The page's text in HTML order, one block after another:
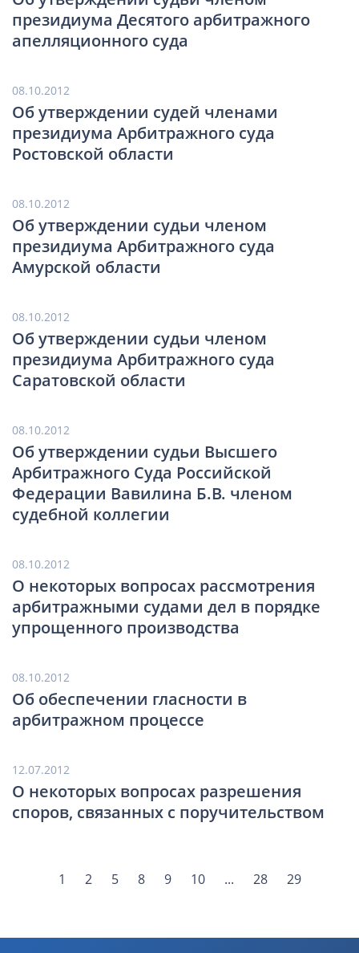
президиума Десятого арбитражного
апелляционного суда
08.10.2012
Об утверждении судей членами
президиума Арбитражного суда
Ростовской области
08.10.2012
Об утверждении судьи членом
президиума Арбитражного суда
Амурской области
08.10.2012
Об утверждении судьи членом
президиума Арбитражного суда
Саратовской области
08.10.2012
Об утверждении судьи Высшего
Арбитражного Суда Российской
Федерации Вавилина Б.В. членом
судебной коллегии
08.10.2012
О некоторых вопросах рассмотрения
арбитражными судами дел в порядке
упрощенного производства
08.10.2012
Об обеспечении гласности в
арбитражном процессе
12.07.2012
О некоторых вопросах разрешения
споров, связанных с поручительством
1 2 5 8 9 10 ... 28 29